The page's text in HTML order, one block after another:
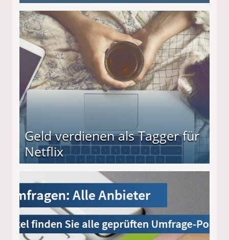
Geld verdienen als Tagger für
Netflix